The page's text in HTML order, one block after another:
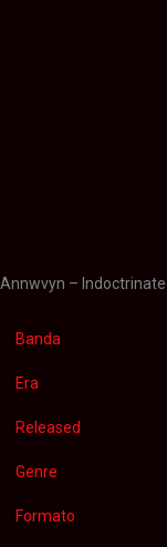
Annwvyn –
Banda
Era
Released
Genre
Formato